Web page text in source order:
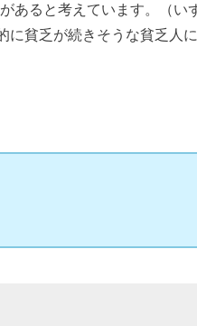
あると考えています。（い
に貧乏が続きそうな貧乏人